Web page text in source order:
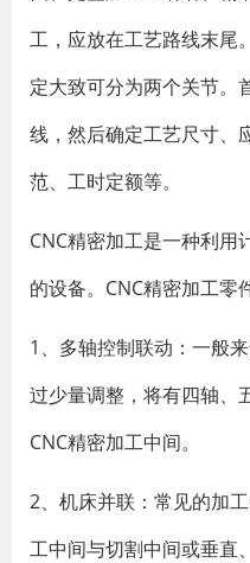
工，应放在工艺路线末尾
定大致可分为两个关节。
线，然后确定工艺尺寸、
范、工时定额等。
CNC精密加工是一种利用
的设备。CNC精密加工零
1、多轴控制联动：一般
过少量调整，将有四轴、
CNC精密加工中间。
2、机床并联：常见的加
工中间与切割中间或垂直